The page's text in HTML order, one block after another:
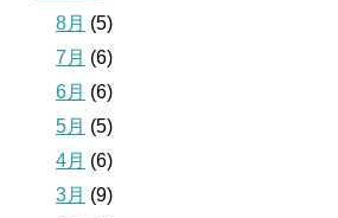
8月 (5)
7月 (6)
6月 (6)
5月 (5)
4月 (6)
3月 (9)